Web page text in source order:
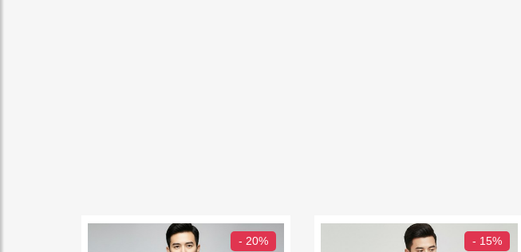
- 20% - 15%